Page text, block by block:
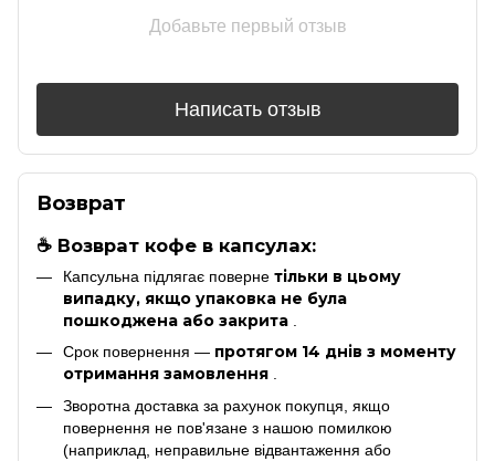
Добавьте первый отзыв
Написать отзыв
Возврат
☕ Возврат кофе в капсулах:
Капсульна підлягає поверне тільки в цьому
випадку, якщо упаковка не була
пошкоджена або закрита
Срок повернення — протягом 14 днів з моменту
отримання замовлення .
Зворотна доставка за рахунок покупця, якщо
повернення не пов'язане з нашою помилкою
(наприклад, неправильне відвантаження або